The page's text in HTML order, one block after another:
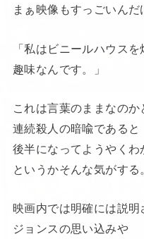
まぁ映像もすっごいんだ
「私はビニールハウス
趣味なんです。」
これは言葉のままなのか
連続殺人の暗喩であると
後半になってようやくわ
というかそんな気がする
映画内では明確には説明
ジョンスの思い込みや